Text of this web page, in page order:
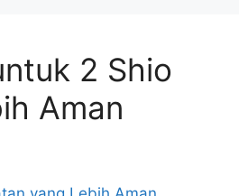
2 Shio
Aman